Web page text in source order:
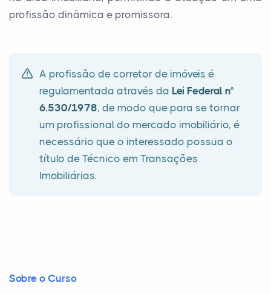
profissão dinâmica e promissora.
A profissão de corretor de imóveis é
regulamentada através da Lei Federal n°
6.530/1978, de modo que para se tornar
um profissional do mercado imobiliário, é
necessário que o interessado possua o
título de Técnico em Transações
Imobiliárias.
Sobre o Curso